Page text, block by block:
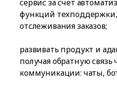
сервис за счет
функций
отслеживания заказов;
развивать продукт и
получая обратную
коммуникации: чаты,